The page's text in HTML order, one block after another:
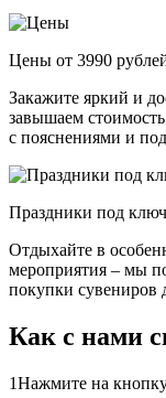
Цены от 3990
Закажите яркий и
завышаем
с пояснениями и
Праздники под ключ
Отдыхайте в
мероприятия – мы
покупки сувениров
Как с нами
1Нажмите на